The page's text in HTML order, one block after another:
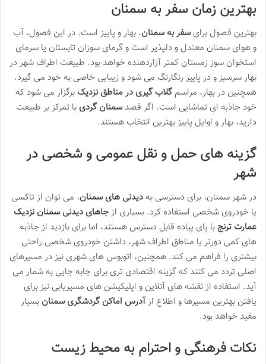
بهترین زمان سفر به سمنان
بهترین فصول برایسفر به سمنان، بهار و پاییز است. در این فصول، آب
و هوای سمنان معتدل و دلپذیر است و گرمای سوزان تابستان یا سرمای
استخوان سوز زمستان کمتر آزاردهنده خواهد بود. طبیعت اطراف شهر در
بهار سرسبز و در پاییز رنگارنگ می شود و زیبایی خاصی به خود می گیرد.
همچنین در بهار، مراسم گلاب گیری در مناطق نزدیک برگزار می شود که
خود جاذبه ای تماشایی است. اگر قصدسمنان گردی با تمرکز بر طبیعت
دارید، بهار و اوایل پاییز بهترین انتخاب هستند.
گزینه های حمل و نقل عمومی و شخصی در
شهر
در شهر سمنان، برای دسترسی به دیدنی های سمنان، می توان از تاکسی
یا خودروی شخصی استفاده کرد. بسیاری ازجاهای دیدنی سمنان نزدیک
عمارت ترنج با پای پیاده قابل دسترس هستند، اما برای بازدید از جاذبه
های کمی دورتر یا مناطق اطراف شهر، داشتن خودروی شخصی راحتی
بیشتری را فراهم می کند. همچنین، اتوبوس های شهری نیز در مسیرهای
اصلی تردد می کنند که گزینه اقتصادی تری برای جابه جایی به شمار می
آید. استفاده از نقشه های آنلاین و اپلیکیشن های مسیریابی نیز برای
یافتن بهترین مسیرها و اطلاع ازآدرس اماکن گردشگری سمنان بسیار
مفید خواهد بود.
نکات فرهنگی و احترام به محیط زیست